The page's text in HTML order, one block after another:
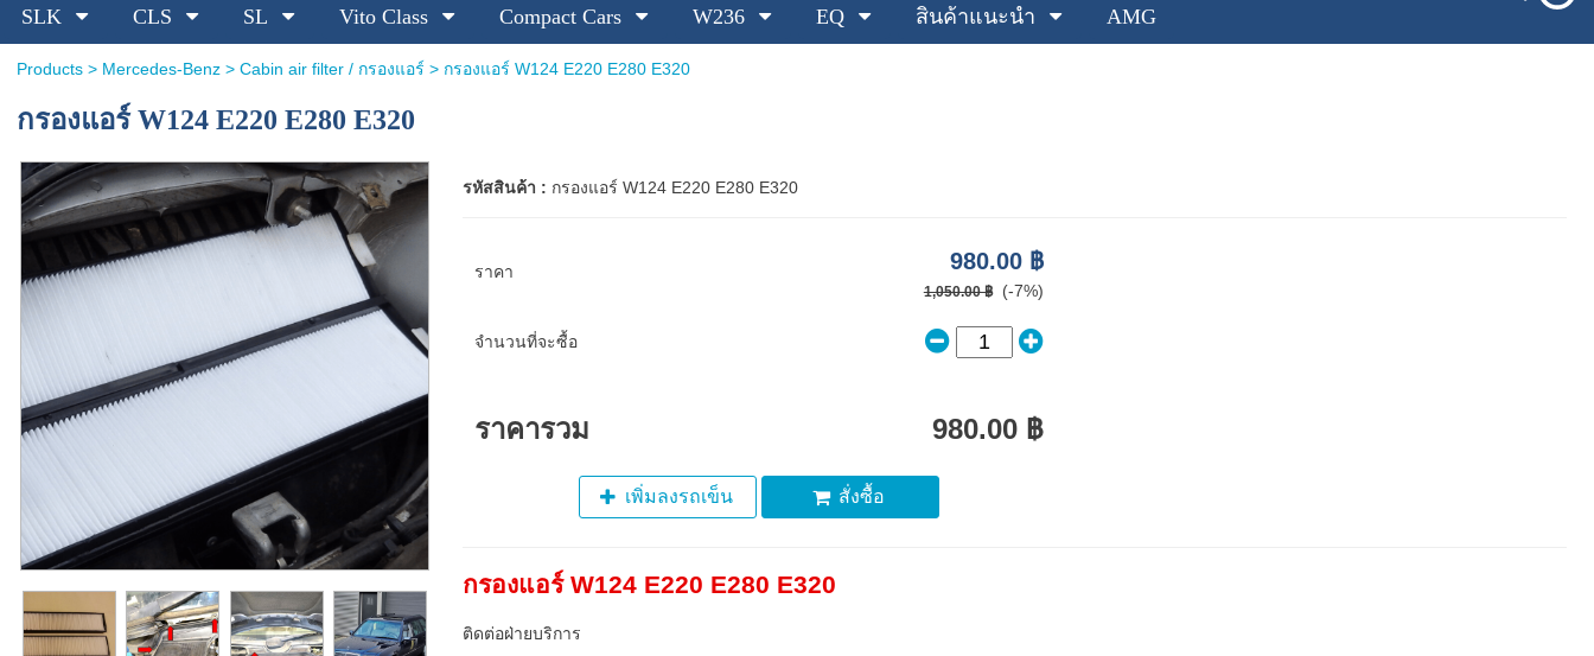
SLK CLS SL Vito Class Compact Cars W236 EQ สินค้าแนะนำ AMG
Products> Mercedes-Benz> Cabin air filter / กรองแอร์ > กรองแอร์ W124 E220 E280 E320
กรองแอร์ W124 E220 E280 E320
รหัสสินค้า : กรองแอร์ W124 E220 E280 E320
ราคา 980.00 ฿
1,050.00 ฿ (-7%)
จำนวนที่จะซื้อ
ราคารวม 980.00 ฿
เพิ่มลงรถเข็น สั่งซื้อ
กรองแอร์ W124 E220 E280 E320
ติดต่อฝ่ายบริการ